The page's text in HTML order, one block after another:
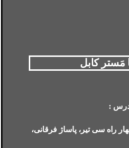
مَستر کابل
:
راه سی تیر، پاساژ فرقانی،